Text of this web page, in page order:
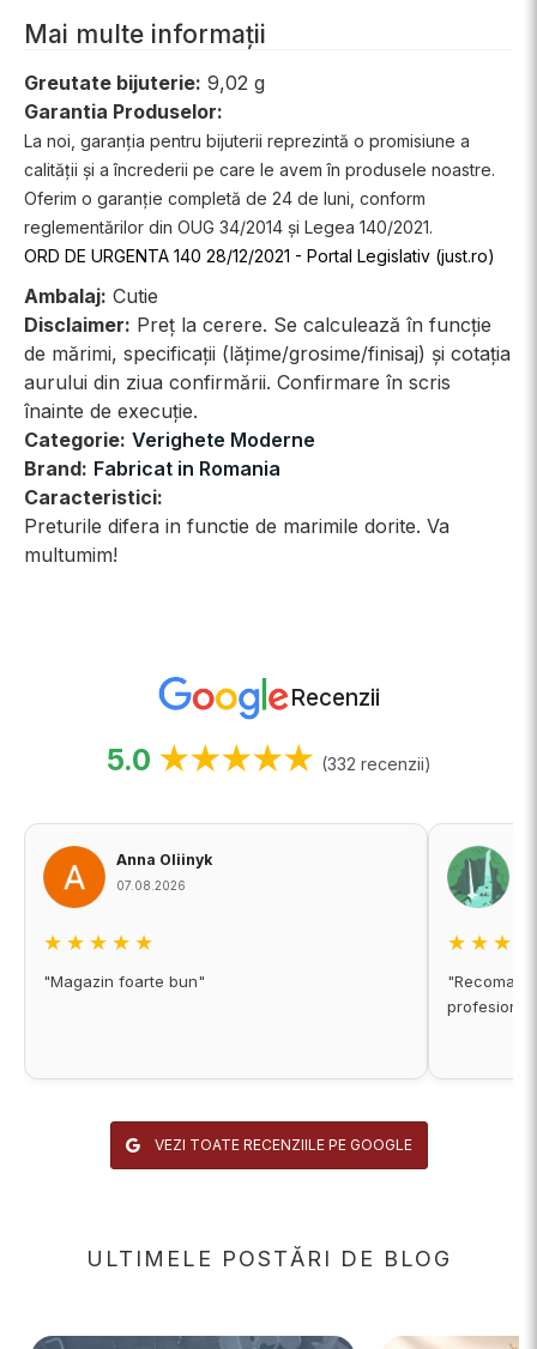
Mai multe informații
Greutate bijuterie: 9,02 g
Garantia Produselor:
La noi, garanția pentru bijuterii reprezintă o promisiune a
calității și a încrederii pe care le avem în produsele noastre.
Oferim o garanție completă de 24 de luni, conform
reglementărilor din OUG 34/2014 și Legea 140/2021.
ORD DE URGENTA 140 28/12/2021 - Portal Legislativ (just.ro)
Ambalaj: Cutie
Disclaimer: Preț la cerere. Se calculează în funcție
de mărimi, specificații (lățime/grosime/finisaj) și cotația
aurului din ziua confirmării. Confirmare în scris
înainte de execuție.
Categorie: Verighete Moderne
Brand: Fabricat in Romania
Caracteristici:
Preturile difera in functie de marimile dorite. Va
multumim!
Recenzii
5.0 ★★★★★ (332 recenzii)
Anna Oliinyk
07.08.2026
★★★★★
"Magazin foarte bun"
VEZI TOATE RECENZIILE PE GOOGLE
ULTIMELE POSTĂRI DE BLOG